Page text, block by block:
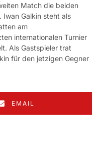
Match die beiden
Iwan Galkin steht als
am
internationalen Turnier
Als Gastspieler trat
für den jetzigen Gegner
EMAIL